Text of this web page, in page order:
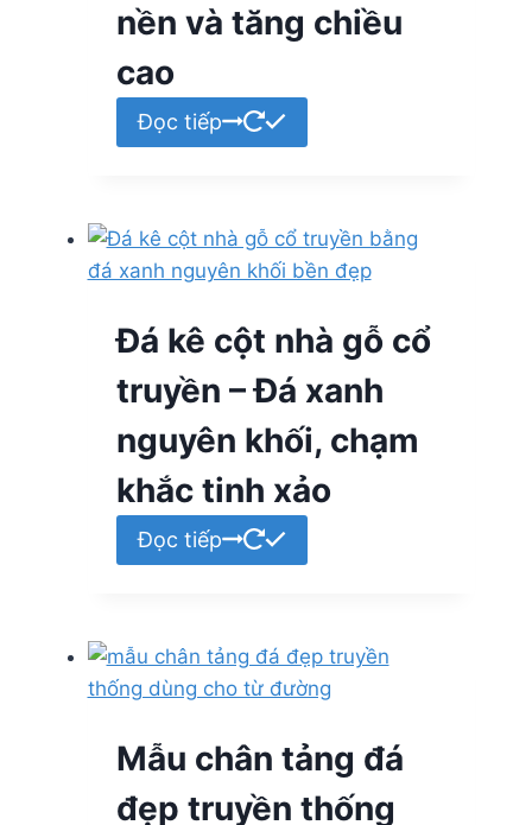
nền và tăng chiều
cao
Đọc tiếp
Đá kê cột nhà gỗ cổ
truyền – Đá xanh
nguyên khối, chạm
khắc tinh xảo
Đọc tiếp
Mẫu chân tảng đá
đẹp truyền thống